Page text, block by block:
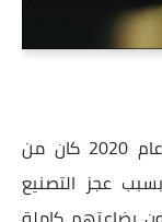
لم تكن جائحة كورونا وحدها سبباً. في عام 2020 كان من
عجز التصنيع